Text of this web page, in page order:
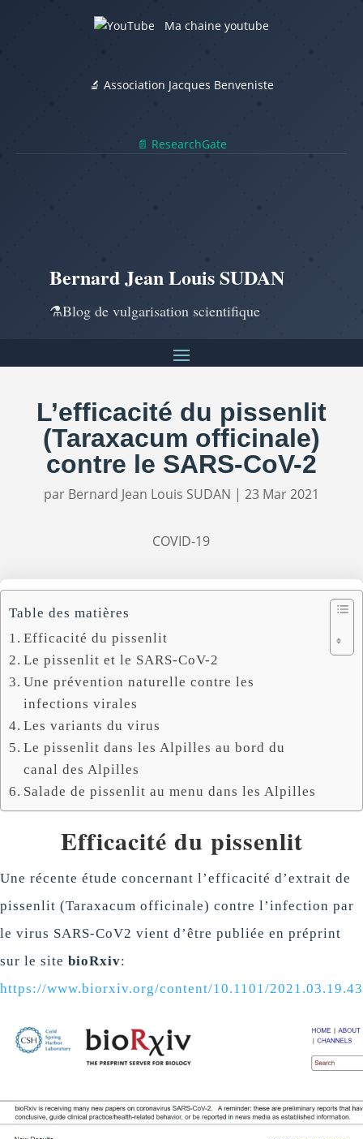
Ma chaine youtube
🔬 Association Jacques Benveniste
📄 ResearchGate
Bernard Jean Louis SUDAN
⚗️Blog de vulgarisation scientifique
L’efficacité du pissenlit
(Taraxacum officinale)
contre le SARS-CoV-2
par Bernard Jean Louis SUDAN | 23 Mar 2021
COVID-19
Table des matières
Efficacité du pissenlit
Le pissenlit et le SARS-CoV-2
Une prévention naturelle contre les
infections virales
Les variants du virus
Le pissenlit dans les Alpilles au bord du
canal des Alpilles
Salade de pissenlit au menu dans les Alpilles
Efficacité du pissenlit
Une récente étude concernant l’efficacité d’extrait de
pissenlit (Taraxacum officinale) contre l’infection par
le virus SARS-CoV2 vient d’être publiée en préprint
sur le site bioRxiv:
https://www.biorxiv.org/content/10.1101/